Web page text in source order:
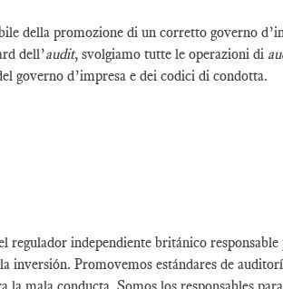
della promozione di un corretto governo
dell’audit, svolgiamo tutte le operazioni di
governo d’impresa e dei codici di condotta.
independiente británico responsable
inversión. Promovemos estándares de